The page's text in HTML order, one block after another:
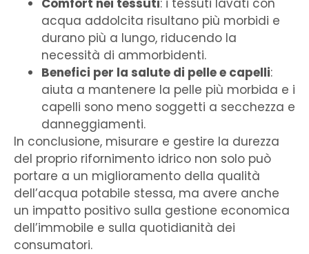
Comfort nei tessuti: i tessuti lavati con
acqua addolcita risultano più morbidi e
durano più a lungo, riducendo la
necessità di ammorbidenti.
Benefici per la salute di pelle e capelli:
aiuta a mantenere la pelle più morbida e i
capelli sono meno soggetti a secchezza e
danneggiamenti.
In conclusione, misurare e gestire la durezza
del proprio rifornimento idrico non solo può
portare a un miglioramento della qualità
dell’acqua potabile stessa, ma avere anche
un impatto positivo sulla gestione economica
dell’immobile e sulla quotidianità dei
consumatori.